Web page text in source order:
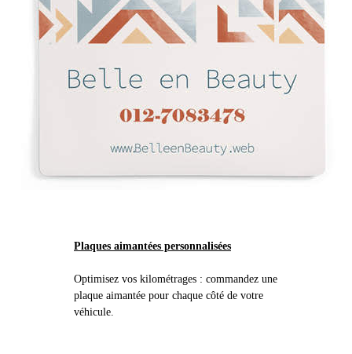
Plaques aimantées personnalisées
Optimisez vos kilométrages : commandez une
plaque aimantée pour chaque côté de votre
véhicule.